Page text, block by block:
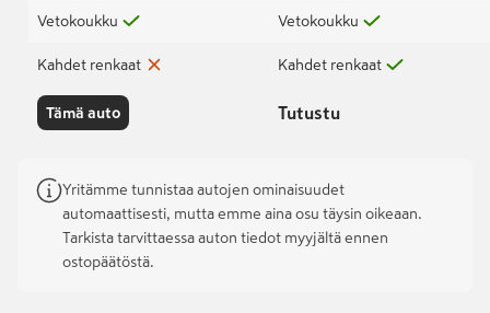
Vetokoukku
Kahdet renkaat
Tämä auto
Vetokoukku
Kahdet renkaat
Tutustu
Yritämme tunnistaa autojen ominaisuudet
automaattisesti, mutta emme aina osu täysin oikeaan.
Tarkista tarvittaessa auton tiedot myyjältä ennen
ostopäätöstä.